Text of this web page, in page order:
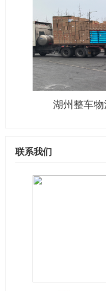
湖州整车
联系我们